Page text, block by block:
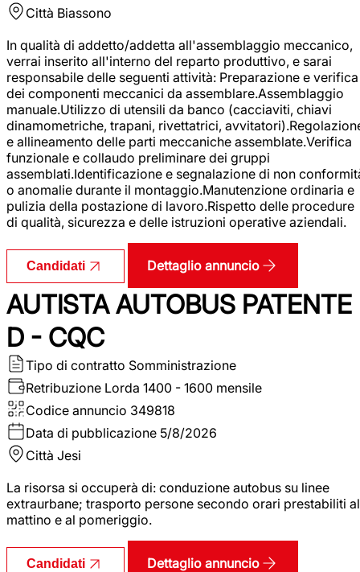
Città Biassono
In qualità di addetto/addetta all'assemblaggio meccanico,
verrai inserito all'interno del reparto produttivo, e sarai
responsabile delle seguenti attività: Preparazione e verifica
dei componenti meccanici da assemblare.Assemblaggio
manuale.Utilizzo di utensili da banco (cacciaviti, chiavi
dinamometriche, trapani, rivettatrici,
e allineamento delle parti meccaniche assemblate.Verifica
funzionale e collaudo preliminare dei gruppi
assemblati.Identificazione e segnalazione di non
o anomalie durante il montaggio.Manutenzione ordinaria e
pulizia della postazione di lavoro.Rispetto delle procedure
di qualità, sicurezza e delle istruzioni operative aziendali.
Candidati Dettaglio annuncio
AUTISTA AUTOBUS PATENTE
D - CQC
Tipo di contratto Somministrazione
Retribuzione Lorda 1400 - 1600 mensile
Codice annuncio 349818
Data di pubblicazione 5/8/2026
Città Jesi
La risorsa si occuperà di: conduzione autobus su linee
extraurbane; trasporto persone secondo orari prestabiliti al
mattino e al pomeriggio.
Candidati Dettaglio annuncio